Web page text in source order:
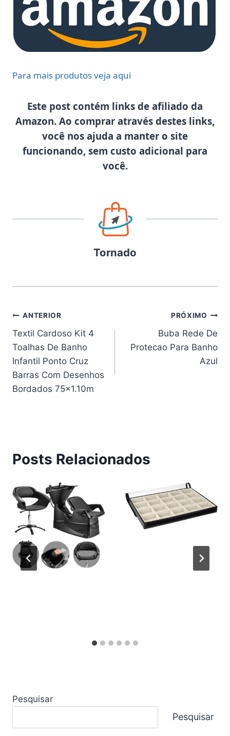
Para mais produtos veja aqui
Este post contém links de afiliado da
Amazon. Ao comprar através destes links,
você nos ajuda a manter o site
funcionando, sem custo adicional para
você.
Tornado
Navegação
de
Post
ANTERIOR
Textil Cardoso Kit 4
Toalhas De Banho
Infantil Ponto Cruz
Barras Com Desenhos
Bordados 75×1.10m
PRÓXIMO
Buba Rede De
Protecao Para Banho
Azul
Posts Relacionados
Pesquisar
Pesquisar